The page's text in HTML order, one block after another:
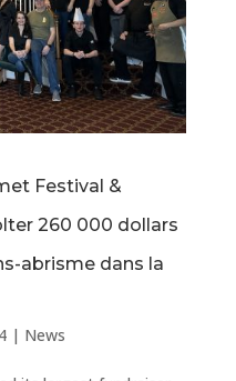
Festival &
260 000 dollars
abrisme dans la
| News